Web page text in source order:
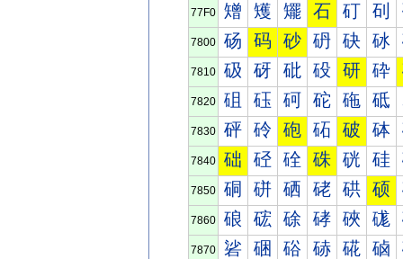
77F0 矰 矱 矲 石 矴 矵
7800 砀 码 砂 砃 砄 砅
7810 砐 砑 砒 砓 研 砕
7820 砠 砡 砢 砣 砤 砥
7830 砰 砱 砲 砳 破 砵
7840 础 硁 硂 硃 硄 硅
7850 硐 硑 硒 硓 硔 硕
7860 硠 硡 硢 硣 硤 硥
7870 硰 硱 硲 硳 硴 硵